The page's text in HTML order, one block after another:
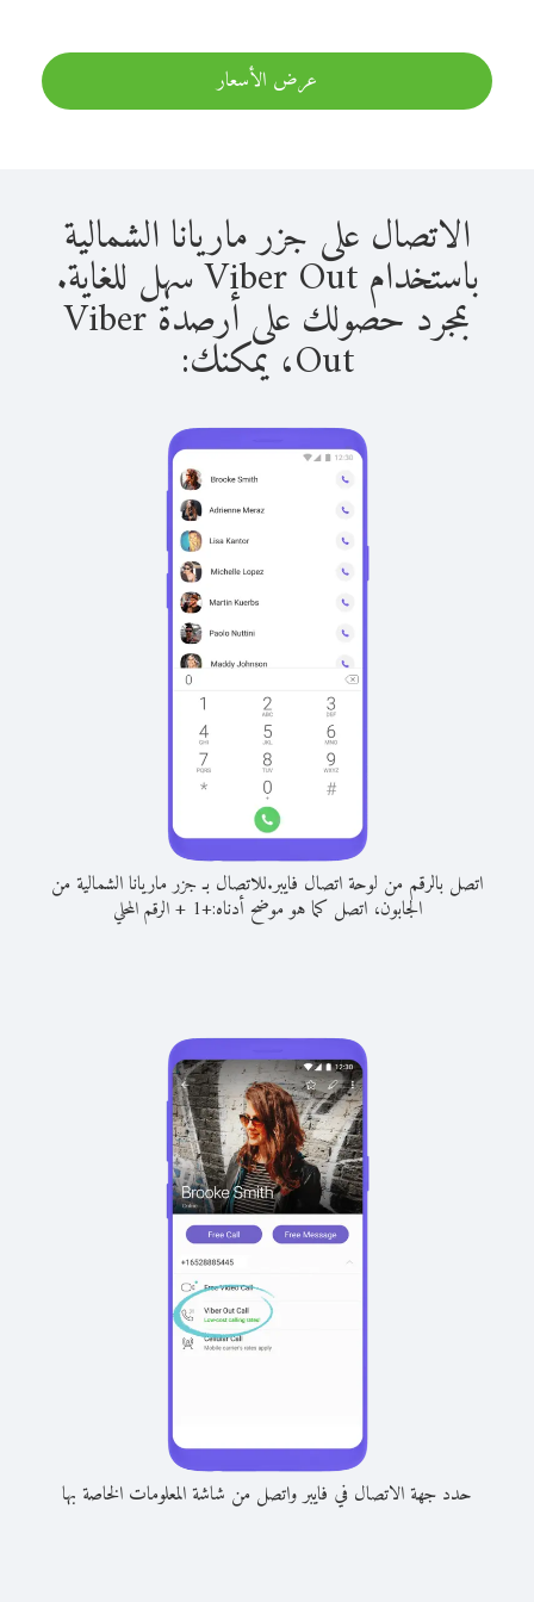
عرض الأسعار
الاتصال على جزر ماريانا الشمالية
باستخدام Viber Out سهل للغاية.
بمجرد حصولك على أرصدة Viber
Out، يمكنك:
اتصل بالرقم من لوحة اتصال فايبر.للاتصال بـ جزر ماريانا الشمالية من
الجابون، اتصل كما هو موضح أدناه:+
1
+الرقم المحلي
حدد جهة الاتصال في فايبر واتصل من شاشة المعلومات الخاصة بها